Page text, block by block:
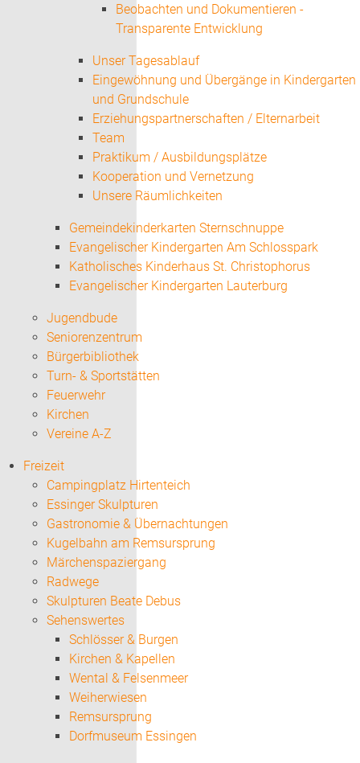
Beobachten und Dokumentieren -
Transparente Entwicklung
Unser Tagesablauf
Eingewöhnung und Übergänge in Kindergarten
und Grundschule
Erziehungspartnerschaften / Elternarbeit
Team
Praktikum / Ausbildungsplätze
Kooperation und Vernetzung
Unsere Räumlichkeiten
Gemeindekinderkarten Sternschnuppe
Evangelischer Kindergarten Am Schlosspark
Katholisches Kinderhaus St. Christophorus
Evangelischer Kindergarten Lauterburg
Jugendbude
Seniorenzentrum
Bürgerbibliothek
Turn- & Sportstätten
Feuerwehr
Kirchen
Vereine A-Z
Freizeit
Campingplatz Hirtenteich
Essinger Skulpturen
Gastronomie & Übernachtungen
Kugelbahn am Remsursprung
Märchenspaziergang
Radwege
Skulpturen Beate Debus
Sehenswertes
Schlösser & Burgen
Kirchen & Kapellen
Wental & Felsenmeer
Weiherwiesen
Remsursprung
Dorfmuseum Essingen